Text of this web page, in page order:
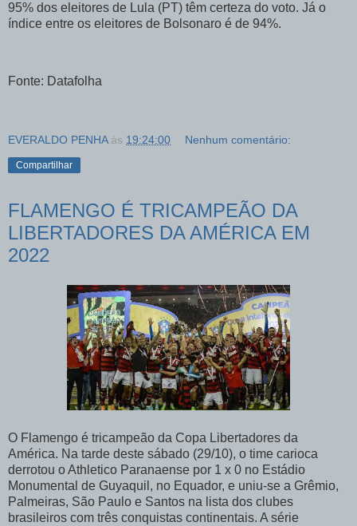
95% dos eleitores de Lula (PT) têm certeza do voto. Já o
índice entre os eleitores de Bolsonaro é de 94%.
Fonte: Datafolha
EVERALDO PENHA às 19:24:00 Nenhum comentário:
Compartilhar
FLAMENGO É TRICAMPEÃO DA
LIBERTADORES DA AMÉRICA EM
2022
O Flamengo é tricampeão da Copa Libertadores da
América. Na tarde deste sábado (29/10), o time carioca
derrotou o Athletico Paranaense por 1 x 0 no Estádio
Monumental de Guyaquil, no Equador, e uniu-se a Grêmio,
Palmeiras, São Paulo e Santos na lista dos clubes
brasileiros com três conquistas continentais. A série